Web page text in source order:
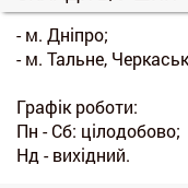
- м. Дніпро;
- м. Тальне,
Графік роботи:
Пн - Сб: цілодобово;
Нд - вихідний.